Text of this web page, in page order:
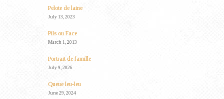
Pelote de laine
July 13, 2023
Pils ou Face
March 1, 2013
Portrait de famille
July 9, 2026
Queue leu-leu
June 29, 2024